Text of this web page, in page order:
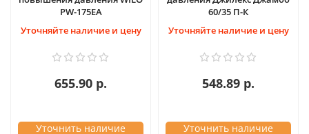
PW-175EA
Уточняйте наличие и цену
655.90 р.
Уточнить наличие
60/35 П-К
Уточняйте наличие и цену
548.89 р.
Уточнить наличие